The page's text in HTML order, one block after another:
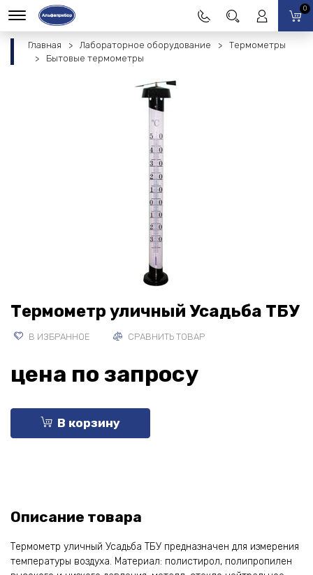
0
Главная Лабораторное оборудование
Термометры
Бытовые термометры
Термометр уличный Усадьба ТБУ
В ИЗБРАННОЕ СРАВНИТЬ ТОВАР
цена по запросу
В корзину
Описание товара
Термометр уличный Усадьба ТБУ предназначен для измерения
температуры воздуха. Материал: полистирол, полипропилен